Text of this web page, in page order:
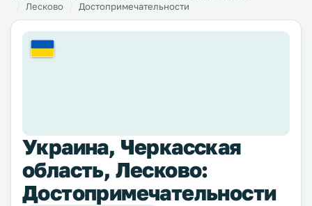
Лесково
Достопримечательности
Украина, Черкасская
область, Лесково:
Достопримечательности